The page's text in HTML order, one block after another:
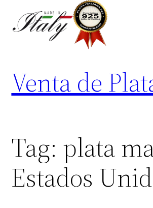
content
Venta de
Tag: plata
Estados